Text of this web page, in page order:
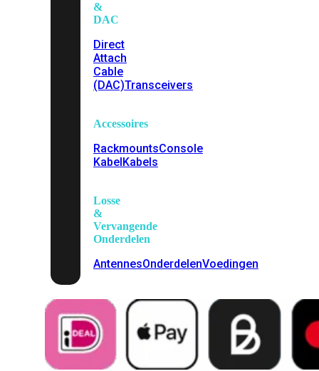
&
DAC
Direct
Attach
Cable
(DAC)Transceivers
Accessoires
RackmountsConsole
KabelKabels
Losse
&
Vervangende
Onderdelen
AntennesOnderdelenVoedingen